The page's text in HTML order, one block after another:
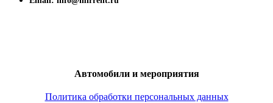
Автомобили и мероприятия
Политика обработки персональных данных